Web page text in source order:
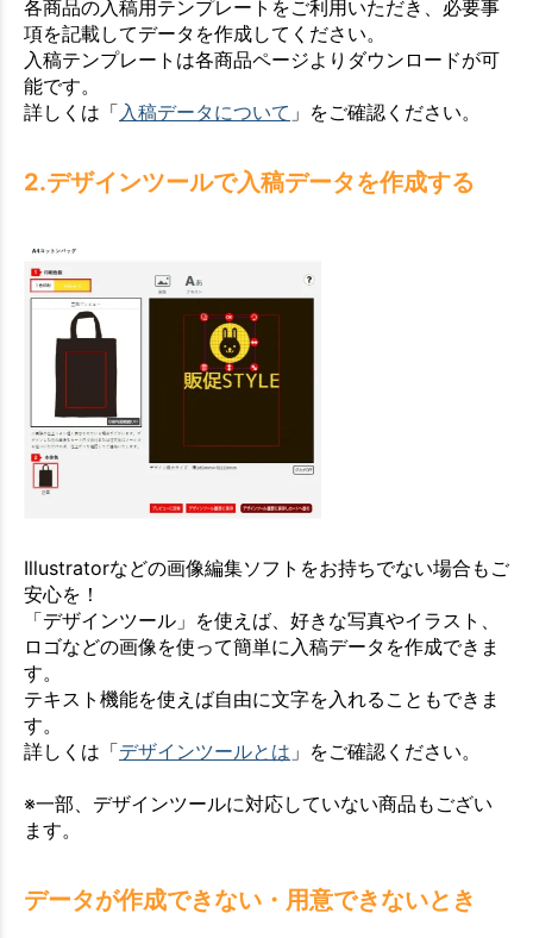
各商品の入稿用テンプレートをご利用いただき、必要事
項を記載してデータを作成してください。
入稿テンプレートは各商品ページよりダウンロードが可
能です。
詳しくは「入稿データについて 」をご確認ください。
2.デザインツールで入稿データを作成する
Illustratorなどの画像編集ソフトをお持ちでない場合もご
安心を！
「デザインツール」を使えば、好きな写真やイラスト、
ロゴなどの画像を使って簡単に入稿データを作成できま
す。
テキスト機能を使えば自由に文字を入れることもできま
す。
詳しくは「デザインツールとは 」をご確認ください。
※一部、デザインツールに対応していない商品もござい
ます。
データが作成できない・用意できないとき